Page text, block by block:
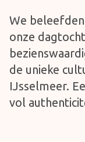
We
onze
de unieke
IJsselmeer.
vol